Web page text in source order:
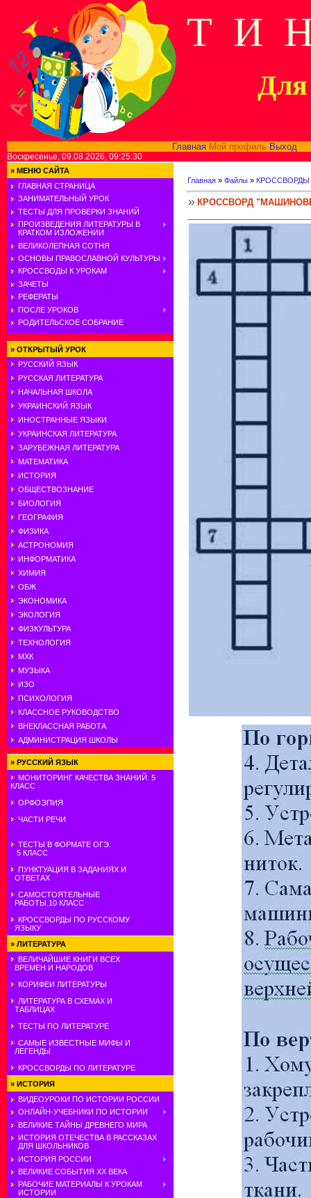
Т И
Для
Главная Мой профиль Выход
Воскресенье, 09.08.2026, 09:25:30
» МЕНЮ САЙТА
ГЛАВНАЯ СТРАНИЦА
ЗАНИМАТЕЛЬНЫЙ УРОК
ТЕСТЫ ДЛЯ ПРОВЕРКИ ЗНАНИЙ
ПРОИЗВЕДЕНИЯ ЛИТЕРАТУРЫ В
КРАТКОМ ИЗЛОЖЕНИИ
ВЕЛИКОЛЕПНАЯ СОТНЯ
ОСНОВЫ ПРАВОСЛАВНОЙ КУЛЬТУРЫ
КРОССВОДЫ К УРОКАМ
ЗАЧЕТЫ
РЕФЕРАТЫ
ПОСЛЕ УРОКОВ
РОДИТЕЛЬСКОЕ СОБРАНИЕ
» ОТКРЫТЫЙ УРОК
РУССКИЙ ЯЗЫК
РУССКАЯ ЛИТЕРАТУРА
НАЧАЛЬНАЯ ШКОЛА
УКРАИНСКИЙ ЯЗЫК
ИНОСТРАННЫЕ ЯЗЫКИ
УКРАИНСКАЯ ЛИТЕРАТУРА
ЗАРУБЕЖНАЯ ЛИТЕРАТУРА
МАТЕМАТИКА
ИСТОРИЯ
ОБЩЕСТВОЗНАНИЕ
БИОЛОГИЯ
ГЕОГРАФИЯ
ФИЗИКА
АСТРОНОМИЯ
ИНФОРМАТИКА
ХИМИЯ
ОБЖ
ЭКОНОМИКА
ЭКОЛОГИЯ
ФИЗКУЛЬТУРА
ТЕХНОЛОГИЯ
МХК
МУЗЫКА
ИЗО
ПСИХОЛОГИЯ
КЛАССНОЕ РУКОВОДСТВО
ВНЕКЛАССНАЯ РАБОТА
АДМИНИСТРАЦИЯ ШКОЛЫ
» РУССКИЙ ЯЗЫК
МОНИТОРИНГ КАЧЕСТВА ЗНАНИЙ. 5
КЛАСС
ОРФОЭПИЯ
ЧАСТИ РЕЧИ
ТЕСТЫ В ФОРМАТЕ ОГЭ.
5 КЛАСС
ПУНКТУАЦИЯ В ЗАДАНИЯХ И
ОТВЕТАХ
САМОСТОЯТЕЛЬНЫЕ
РАБОТЫ.10 КЛАСС
КРОССВОРДЫ ПО РУССКОМУ
ЯЗЫКУ
» ЛИТЕРАТУРА
ВЕЛИЧАЙШИЕ КНИГИ ВСЕХ
ВРЕМЕН И НАРОДОВ
КОРИФЕИ ЛИТЕРАТУРЫ
ЛИТЕРАТУРА В СХЕМАХ И
ТАБЛИЦАХ
ТЕСТЫ ПО ЛИТЕРАТУРЕ
САМЫЕ ИЗВЕСТНЫЕ МИФЫ И
ЛЕГЕНДЫ
КРОССВОРДЫ ПО ЛИТЕРАТУРЕ
» ИСТОРИЯ
ВИДЕОУРОКИ ПО ИСТОРИИ РОССИИ
ОНЛАЙН-УЧЕБНИКИ ПО ИСТОРИИ
ВЕЛИКИЕ ТАЙНЫ ДРЕВНЕГО МИРА
ИСТОРИЯ ОТЕЧЕСТВА В РАССКАЗАХ
ДЛЯ ШКОЛЬНИКОВ
ИСТОРИЯ РОССИИ
ВЕЛИКИЕ СОБЫТИЯ ХХ ВЕКА
РАБОЧИЕ МАТЕРИАЛЫ К УРОКАМ
ИСТОРИИ
Главная » Файлы » КРОССВОРДЫ
КРОССВОРД